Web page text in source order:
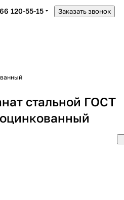
120-55-15 Заказать звонок
стальной ГОСТ